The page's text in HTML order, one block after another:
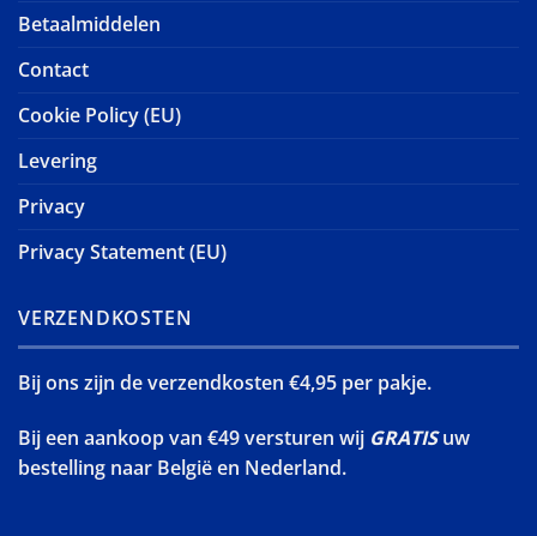
Betaalmiddelen
Contact
Cookie Policy (EU)
Levering
Privacy
Privacy Statement (EU)
VERZENDKOSTEN
Bij ons zijn de verzendkosten €4,95 per pakje.
Bij een aankoop van €49 versturen wij GRATISuw
bestelling naar België en Nederland.